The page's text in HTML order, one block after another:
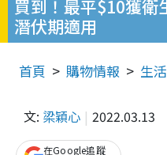
買到！最平$10獲
潛伏期適用
首頁 購物情報 生
文: 梁穎心 2022.03.13
在Google追蹤